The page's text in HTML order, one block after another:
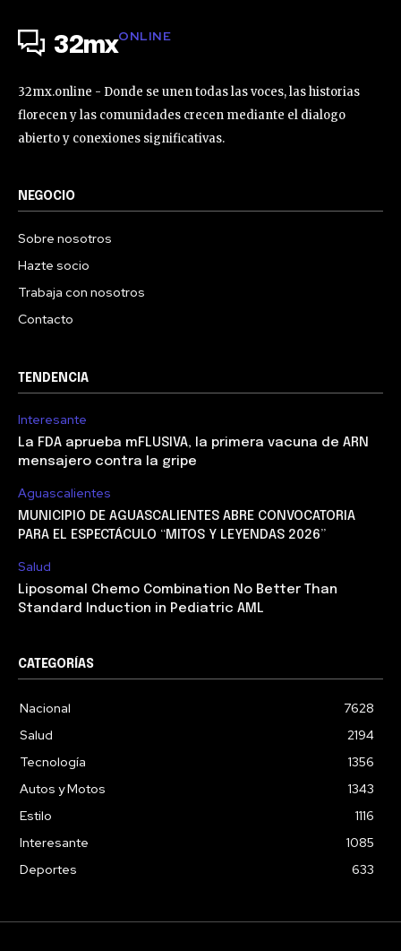
32mxONLINE
32mx.online - Donde se unen todas las voces, las historias
florecen y las comunidades crecen mediante el dialogo
abierto y conexiones significativas.
NEGOCIO
Sobre nosotros
Hazte socio
Trabaja con nosotros
Contacto
TENDENCIA
Interesante
La FDA aprueba mFLUSIVA, la primera vacuna de ARN
mensajero contra la gripe
Aguascalientes
MUNICIPIO DE AGUASCALIENTES ABRE CONVOCATORIA
PARA EL ESPECTÁCULO “MITOS Y LEYENDAS 2026”
Salud
Liposomal Chemo Combination No Better Than
Standard Induction in Pediatric AML
CATEGORÍAS
Nacional
7628
Salud
2194
Tecnología
1356
Autos y Motos
1343
Estilo
1116
Interesante
1085
Deportes
633